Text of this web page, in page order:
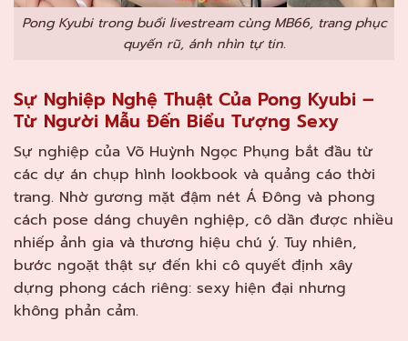
Pong Kyubi trong buổi livestream cùng MB66, trang phục
quyến rũ, ánh nhìn tự tin.
Sự Nghiệp Nghệ Thuật Của Pong Kyubi –
Từ Người Mẫu Đến Biểu Tượng Sexy
Sự nghiệp của Võ Huỳnh Ngọc Phụng bắt đầu từ
các dự án chụp hình lookbook và quảng cáo thời
trang. Nhờ gương mặt đậm nét Á Đông và phong
cách pose dáng chuyên nghiệp, cô dần được nhiều
nhiếp ảnh gia và thương hiệu chú ý. Tuy nhiên,
bước ngoặt thật sự đến khi cô quyết định xây
dựng phong cách riêng: sexy hiện đại nhưng
không phản cảm.